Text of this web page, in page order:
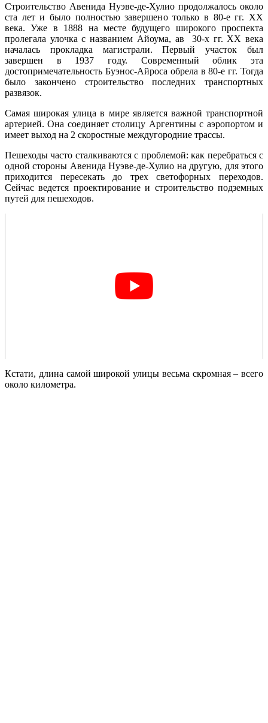
Строительство Авенида Нуэве-де-Хулио продолжалось около
ста лет и было полностью завершено только в 80-е гг. ХХ
века. Уже в 1888 на месте будущего широкого проспекта
пролегала улочка с названием Айоума, ав 30-х гг. ХХ века
началась прокладка магистрали. Первый участок был
завершен в 1937 году. Современный облик эта
достопримечательность Буэнос-Айроса обрела в 80-е гг. Тогда
было закончено строительство последних транспортных
развязок.
Самая широкая улица в мире является важной транспортной
артерией. Она соединяет столицу Аргентины с аэропортом и
имеет выход на 2 скоростные междугородние трассы.
Пешеходы часто сталкиваются с проблемой: как перебраться с
одной стороны Авенида Нуэве-де-Хулио на другую, для этого
приходится пересекать до трех светофорных переходов.
Сейчас ведется проектирование и строительство подземных
путей для пешеходов.
Кстати, длина самой широкой улицы весьма скромная – всего
около километра.